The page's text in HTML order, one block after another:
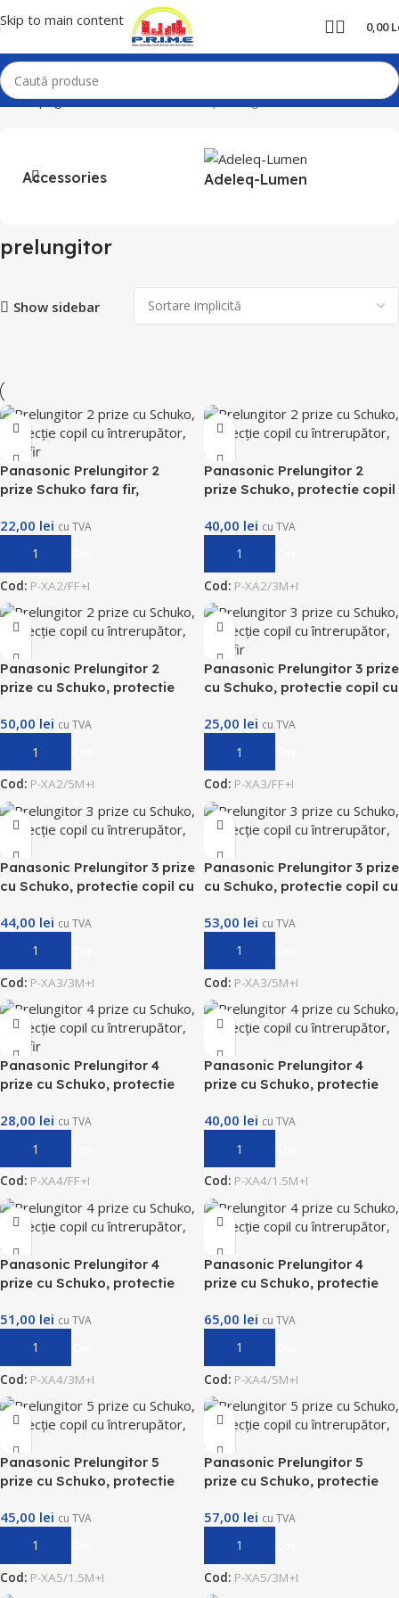
Skip to main content 0,00
Prima pagină Produse etichetate „prelungitor”
Accessories Adeleq-Lumen
prelungitor
Show sidebar
Panasonic Prelungitor 2
prize Schuko fara fir,
intrerupator
22,00 lei cu TVA
Adaugă În Coș
Cod: P-XA2/FF+I
Panasonic Prelungitor 2
prize Schuko, protectie copil
40,00 lei cu TVA
Adaugă În Coș
Cod: P-XA2/3M+I
Panasonic Prelungitor 2
prize cu Schuko, protectie
50,00 lei cu TVA
Adaugă În Coș
Cod: P-XA2/5M+I
Panasonic Prelungitor 3 prize
cu Schuko, protectie copil cu
25,00 lei cu TVA
Adaugă În Coș
Cod: P-XA3/FF+I
Panasonic Prelungitor 3 prize
cu Schuko, protectie copil cu
44,00 lei cu TVA
Adaugă În Coș
Cod: P-XA3/3M+I
Panasonic Prelungitor 3 prize
cu Schuko, protectie copil cu
53,00 lei cu TVA
Adaugă În Coș
Cod: P-XA3/5M+I
Panasonic Prelungitor 4
prize cu Schuko, protectie
28,00 lei cu TVA
Adaugă În Coș
Cod: P-XA4/FF+I
Panasonic Prelungitor 4
prize cu Schuko, protectie
40,00 lei cu TVA
Adaugă În Coș
Cod: P-XA4/1.5M+I
Panasonic Prelungitor 4
prize cu Schuko, protectie
51,00 lei cu TVA
Adaugă În Coș
Cod: P-XA4/3M+I
Panasonic Prelungitor 4
prize cu Schuko, protectie
65,00 lei cu TVA
Adaugă În Coș
Cod: P-XA4/5M+I
Panasonic Prelungitor 5
prize cu Schuko, protectie
45,00 lei cu TVA
Adaugă În Coș
Cod: P-XA5/1.5M+I
Panasonic Prelungitor 5
prize cu Schuko, protectie
57,00 lei cu TVA
Adaugă În Coș
Cod: P-XA5/3M+I